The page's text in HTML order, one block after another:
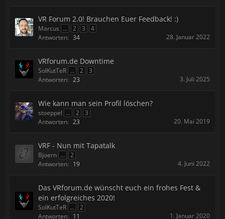
VR Forum 2.0! Brauchen Euer Feedback! :)
Marcus ... 2 3
4
Antworten: 34 28. Januar 2022
VRforum.de Downtime
SolKutTeR ... 2
3
Antworten: 23 3. Juli 2025
Wie kann man sein Profil löschen?
stoeppel ... 2
3
Antworten: 23 20. Mai 2019
VRF - Nun mit Tapatalk
Bjoern ...
2
Antworten: 19 4. Juni 2022
Das VRforum.de wünscht euch ein frohes Fest &
ein erfolgreiches 2020!
SolKutTeR ...
2
Antworten: 11 1. Januar 2020